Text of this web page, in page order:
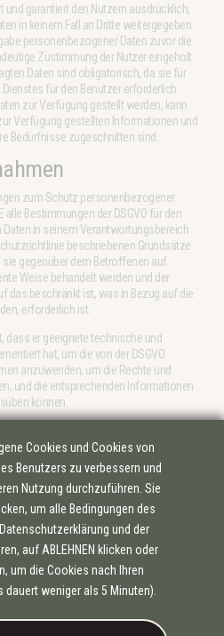
und garantiert den Nutzern ausdrücklich,
in keinem Fall an Dritte weitergegeben
personenbezogener Daten zuvor die
Zustimmung der Nutzer eingeholt
Daten sind obligatorisch, da sie für
für den Benutzer erforderlich
zur Verfügung gestellt werden, kann
Verfügung gestellten Informationen und
Bedürfnisse zugeschnitten sind.
zum Schutz personenbezogener
alle Bestimmungen der DSGVO für den
in seinem Verantwortungsbereich
beschriebenen Grundsätze
sie gegenüber dem Betroffenen auf
Weise behandelt werden und der
das beschränkt ist, was in Bezug auf die
erforderlich ist.
dass er geeignete technische und
hat, um die von der DSGVO
anzuwenden, um die Rechte und
und die entsprechenden Informationen
können.
UNTERNEHMENSGRUPPE
Cookies und Cookies von
Benutzers zu verbessern und
Nutzung durchzuführen. Sie
um alle Bedingungen des
und der
auf ABLEHNEN klicken oder
um die Cookies nach Ihren
weniger als 5 Minuten).